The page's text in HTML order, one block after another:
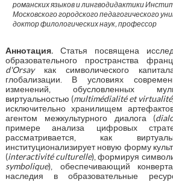
романских языков и лингводидактики
Московского городского педагогического
доктор филологических наук, профессор
Аннотация.Статья посвящена
образовательного пространства
d'Orsayкак символического
глобализации. В условиях
изменений, обусловленных
виртуальностью (multimédialitéet virtualité
исключительно хранилищем
агентом межкультурного диалога (
примере анализа цифровых
рассматривается, как
институционализирует новую форму
(interactivitéculturelle), формируя
symbolique), обеспечивающий
наследия в образовательные